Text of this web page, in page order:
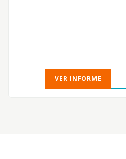
VER INFORME